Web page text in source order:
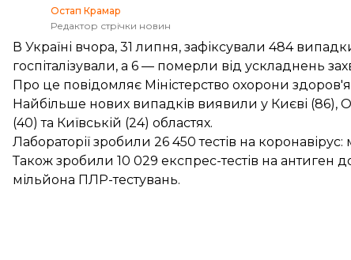
Остап Крамар
Редактор стрічки новин
В Україні вчора, 31 липня, зафіксували 484
госпіталізували, а 6 — померли від ускладнень
Про це повідомляє Міністерство охорони
Найбільше нових випадків виявили у Києві (86),
(40) та Київській (24) областях.
Лабораторії зробили 26 450 тестів на
Також зробили 10 029 експрес-тестів на антиген
мільйона ПЛР-тестувань.